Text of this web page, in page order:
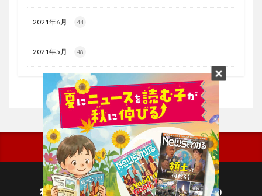
2021年6月 44
2021年5月 48
利用規約 プライバシーポリシー(毎日新聞出版)